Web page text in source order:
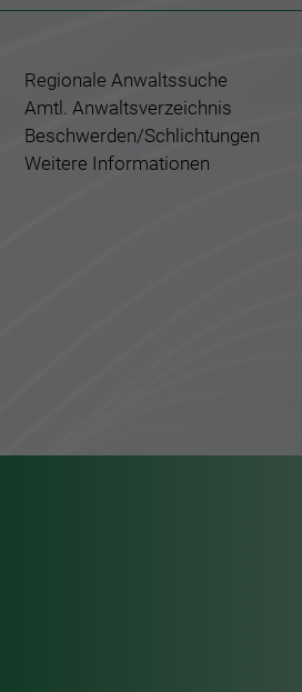
Regionale Anwaltssuche
Amtl. Anwaltsverzeichnis
Beschwerden/Schlichtungen
Weitere Informationen